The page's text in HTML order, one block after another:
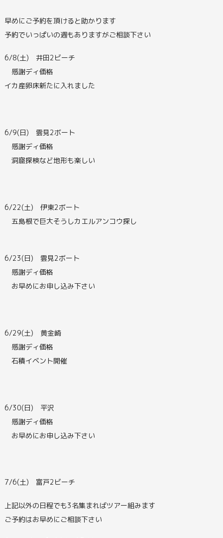
早めにご予約を頂けると助かります
予約でいっぱいの週もありますがご相談下さい
6/8(土) 井田2ビーチ
感謝ディ価格
イカ産卵床新たに入れました
6/9(日) 雲見2ボート
感謝ディ価格
洞窟探検など地形も楽しい
6/22(土) 伊東2ボート
五島根で巨大そうしカエルアンコウ探し
6/23(日) 雲見2ボート
感謝ディ価格
お早めにお申し込み下さい
6/29(土) 黄金崎
感謝ディ価格
石積イベント開催
6/30(日) 平沢
感謝ディ価格
お早めにお申し込み下さい
7/6(土) 富戸2ビーチ
上記以外の日程でも3名集まればツアー組みます
ご予約はお早めにご相談下さい